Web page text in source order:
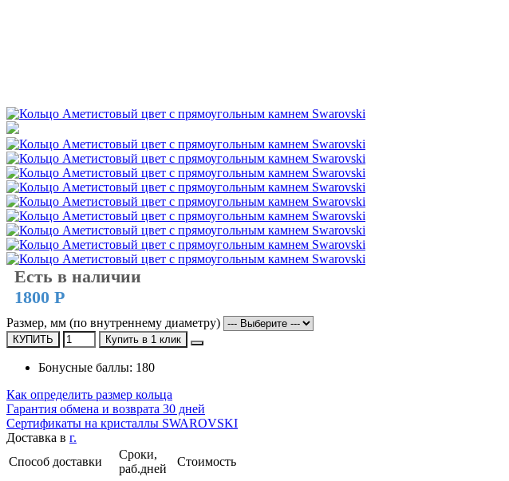
Есть в наличии
1800 Р
Размер, мм (по внутреннему диаметру)
КУПИТЬ Купить в 1 клик
Бонусные баллы: 180
Как определить размер кольца
Гарантия обмена и возврата 30 дней
Сертификаты на кристаллы SWAROVSKI
Доставка в г.
Способ доставки
Сроки,
раб.дней
Стоимость